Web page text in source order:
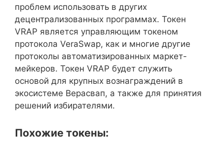
проблем использовать в других
децентрализованных программах. Токен
VRAP является управляющим токеном
протокола VeraSwap, как и многие другие
протоколы автоматизированных маркет-
мейкеров. Токен VRAP будет служить
основой для крупных вознаграждений в
экосистеме Верасвап, а также для принятия
решений избирателями.
Похожие токены: